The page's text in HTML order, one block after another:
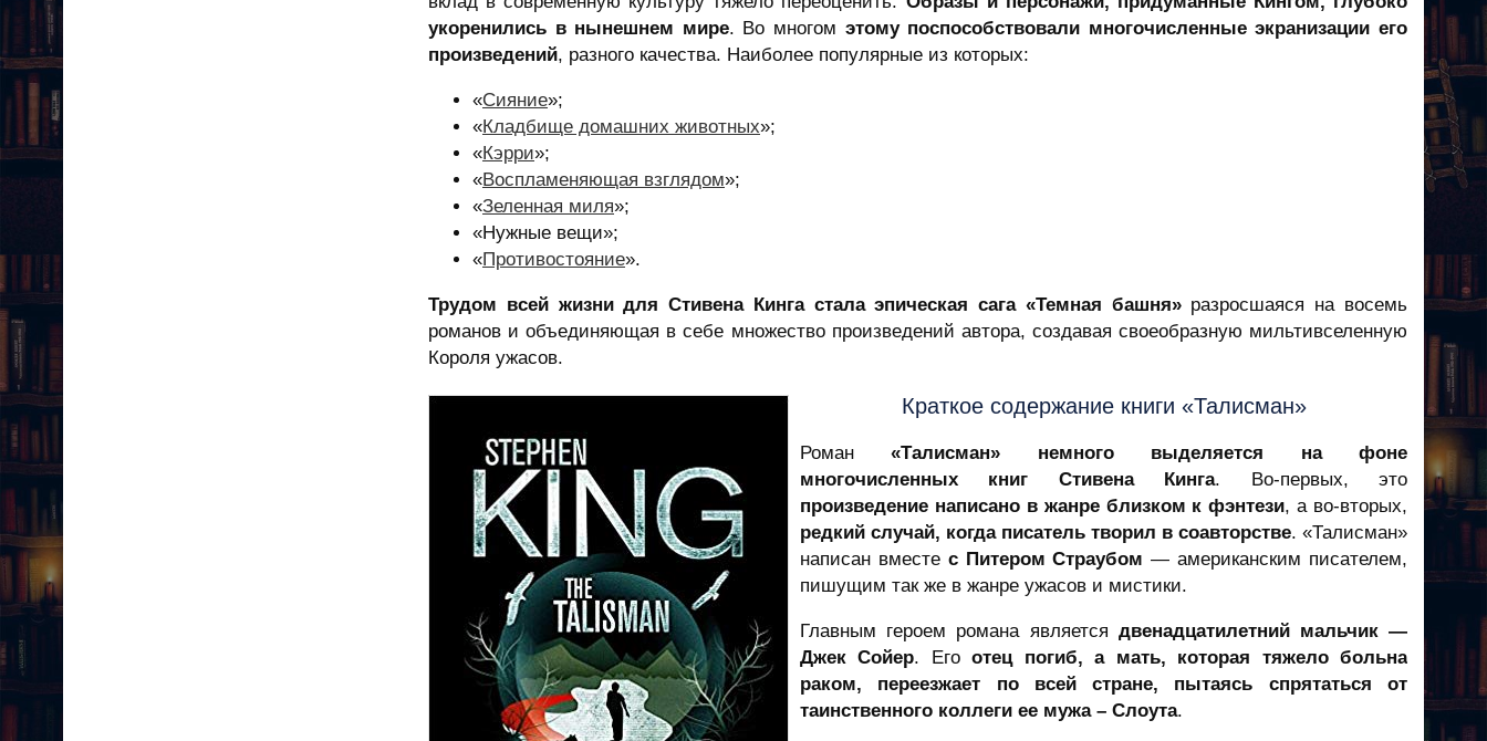
укоренились в нынешнем мире. Во многом этому поспособствовали многочисленные экранизации его
произведений, разного качества. Наиболее популярные из которых:
«Сияние»;
«Кладбище домашних животных»;
«Кэрри»;
«Воспламеняющая взглядом»;
«Зеленная миля»;
«Нужные вещи»;
«Противостояние».
Трудом всей жизни для Стивена Кинга стала эпическая сага «Темная башня»разросшаяся на восемь
романов и объединяющая в себе множество произведений автора, создавая своеобразную мильтивселенную
Короля ужасов.
Краткое содержание книги «Талисман»
Роман«Талисман» немного выделяется на фоне
многочисленных книг Стивена Кинга. Во-первых, это
произведение написано в жанре близком к фэнтези, а во-вторых,
редкий случай, когда писатель творил в соавторстве. «Талисман»
написан вместе с Питером Страубом — американским писателем,
пишущим так же в жанре ужасов и мистики.
Главным героем романа является двенадцатилетний мальчик —
Джек Сойер. Егоотец погиб, а мать, которая тяжело больна
раком, переезжает по всей стране, пытаясь спрятаться от
таинственного коллеги ее мужа – Слоута.